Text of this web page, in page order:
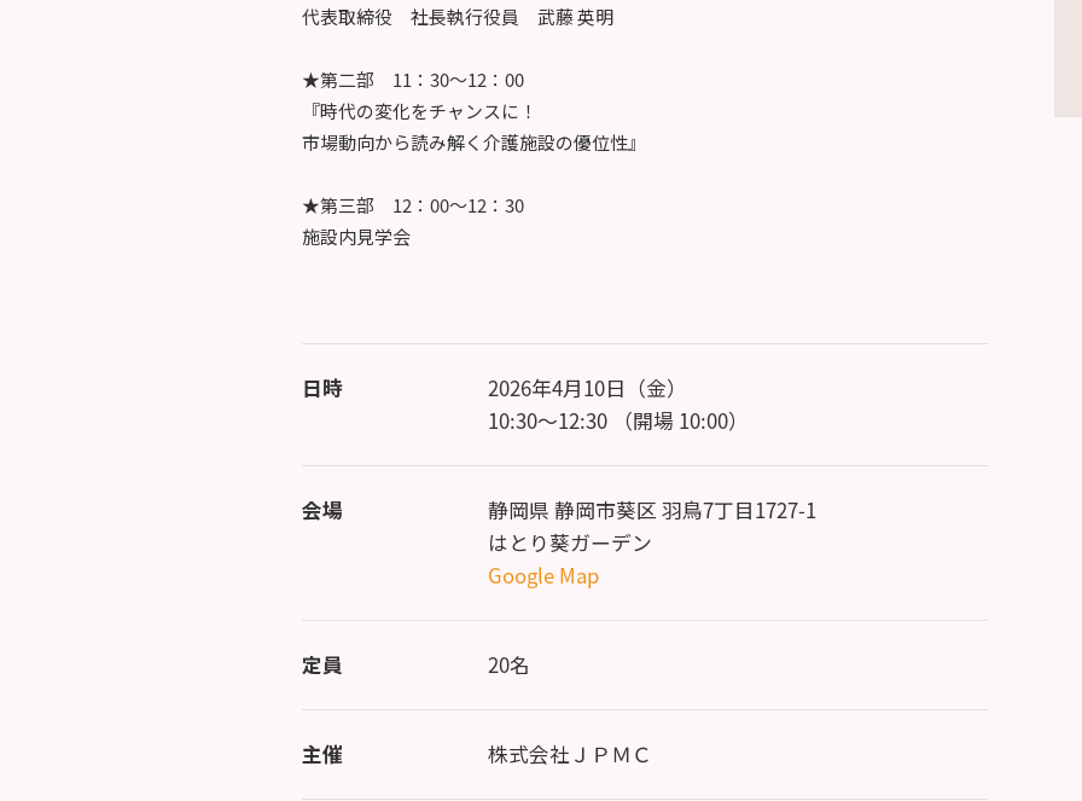
代表取締役 社長執行役員 武藤 英明
★第二部 11：30～12：00
『時代の変化をチャンスに！
市場動向から読み解く介護施設の優位性』
★第三部 12：00～12：30
施設内見学会
日時
2026年4月10日（金）
10:30～12:30 （開場 10:00）
会場
静岡県 静岡市葵区 羽鳥7丁目1727-1
はとり葵ガーデン
Google Map
定員 20名
主催 株式会社ＪＰＭＣ